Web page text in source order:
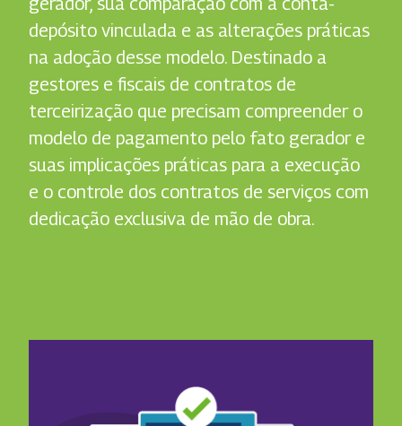
depósito vinculada e as alterações práticas
na adoção desse modelo. Destinado a
gestores e fiscais de contratos de
terceirização que precisam compreender o
modelo de pagamento pelo fato gerador e
suas implicações práticas para a execução
e o controle dos contratos de serviços com
dedicação exclusiva de mão de obra.